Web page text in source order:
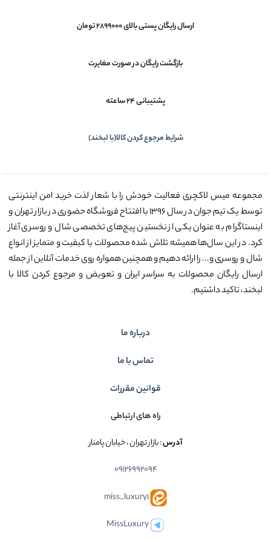
ارسال رایگان پستی بالای 2899000 تومان
بازگشت رایگان در صورت مغایرت
پشتیبانی 24 ساعته
شرایط مرجوع کردن کالا(با لبخند)
مجموعه میس لاکچری فعالیت خودش را با شعار لذت خرید امن اینترنتی
توسط یک تیم جوان در سال ۱۳۹۶ با افتتاح فروشگاه حضوری در بازار تهران و
اینستاگرام به عنوان یکی از نخستین پیج‌های تخصصی شال و روسری آغاز
کرد. در این سال‌ها همیشه تلاش شده محصولات با کیفیت و متمایز از انواع
شال و روسری و... را ارائه دهیم و همچنین همواره روی خدمات آنلاین از جمله
ارسال رایگان محصولات به سراسر ایران و تعویض و مرجوع کردن کالا با
لبخند، تاکید داشتیم.
درباره ما
تماس با ما
قوانین مقررات
راه های ارتباطی
آدرس: بازار تهران ، خیابان پامنار
09126992094
miss_luxury1
MissLuxury